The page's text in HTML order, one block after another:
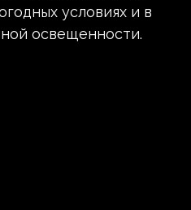
условиях и в
освещенности.